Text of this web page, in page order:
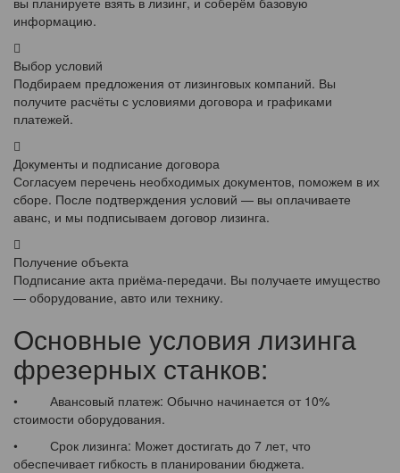
информацию.
Выбор условий
Подбираем предложения от лизинговых компаний. Вы
получите расчёты с условиями договора и графиками
платежей.
Документы и подписание договора
Согласуем перечень необходимых документов, поможем в их
сборе. После подтверждения условий — вы оплачиваете
аванс, и мы подписываем договор лизинга.
Получение объекта
Подписание акта приёма-передачи. Вы получаете имущество
— оборудование, авто или технику.
Основные условия лизинга
фрезерных станков:
• Авансовый платеж: Обычно начинается от 10%
стоимости оборудования.
• Срок лизинга: Может достигать до 7 лет, что
обеспечивает гибкость в планировании бюджета.